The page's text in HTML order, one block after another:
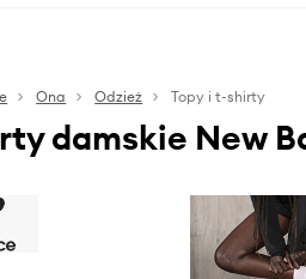
Ona Odzież Topy i t-shirty
damskie New